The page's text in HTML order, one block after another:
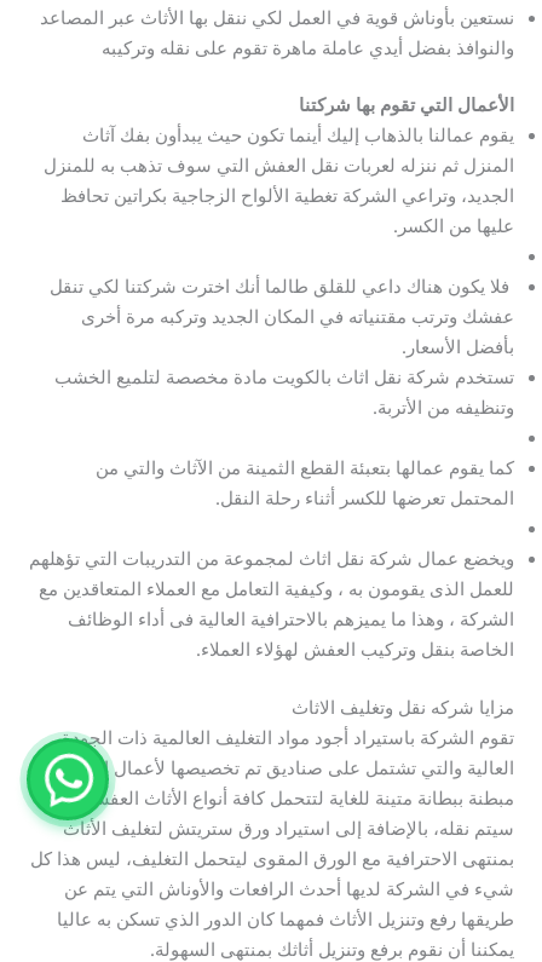
نستعين بأوناش قوية في العمل لكي ننقل بها الأثاث عبر المصاعد
والنوافذ بفضل أيدي عاملة ماهرة تقوم على نقله وتركيبه
الأعمال التي تقوم بها شركتنا
يقوم عمالنا بالذهاب إليك أينما تكون حيث يبدأون بفك آثاث
المنزل ثم ننزله لعربات نقل العفش التي سوف تذهب به للمنزل
الجديد، وتراعي الشركة تغطية الألواح الزجاجية بكراتين تحافظ
عليها من الكسر.
فلا يكون هناك داعي للقلق طالما أنك اخترت شركتنا لكي تنقل
عفشك وترتب مقتنياته في المكان الجديد وتركبه مرة أخرى
بأفضل الأسعار.
تستخدم شركة نقل اثاث بالكويت مادة مخصصة لتلميع الخشب
وتنظيفه من الأتربة.
كما يقوم عمالها بتعبئة القطع الثمينة من الآثاث والتي من
المحتمل تعرضها للكسر أثناء رحلة النقل.
ويخضع عمال شركة نقل اثاث لمجموعة من التدريبات التي تؤهلهم
للعمل الذى يقومون به ، وكيفية التعامل مع العملاء المتعاقدين مع
الشركة ، وهذا ما يميزهم بالاحترافية العالية فى أداء الوظائف
الخاصة بنقل وتركيب العفش لهؤلاء العملاء.
مزايا شركه نقل وتغليف الاثاث
تقوم الشركة باستيراد أجود مواد التغليف العالمية ذات الجودة
العالية والتي تشتمل على صناديق تم تخصيصها لأعمال التخزين و
مبطنة ببطانة متينة للغاية لتتحمل كافة أنواع الأثاث العفش الذي
سيتم نقله، بالإضافة إلى استيراد ورق ستريتش لتغليف الأثاث
بمنتهى الاحترافية مع الورق المقوى ليتحمل التغليف، ليس هذا كل
شيء في الشركة لديها أحدث الرافعات والأوناش التي يتم عن
طريقها رفع وتنزيل الأثاث فمهما كان الدور الذي تسكن به عاليا
يمكننا أن نقوم برفع وتنزيل أثاثك بمنتهى السهولة.